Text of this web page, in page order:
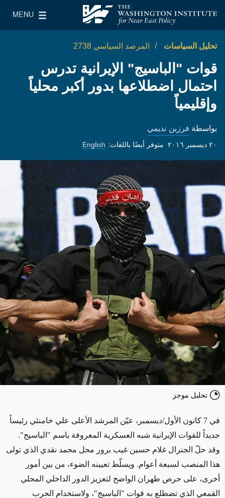
معهد واشنطن لسياسات الشرق الأدنى
MENU
Main Menu
تحليل السياسات المرصد السياسي 2738
قوات "الباسيج" الإيرانية تدرس
احتمال اضطلاعها بدور أكبر محلياً
وإقليمياً
بواسطة فرزين نديمي
٢٠ ديسمبر ٢٠١٦ متوفر أيضًا باللغات: English
تحليل موجز
في 7 كانون الأول/ديسمبر، عيّن المرشد الأعلى علي خامنئي رئيساً
جديداً للقوات الإيرانية شبه العسكرية المعروفة باسم "الباسيج".
وقد حلّ الجنرال غلام حسين غيب برور محل محمد نقدي الذي تولى
هذا المنصب لسبعة أعوام. ويسلّط تعيينه الضوء، من بين أمور
أخرى، على حرص طهران الواضح لتعزيز الدور الداخلي المحلي
القمعي الذي تضطلع به قوات "الباسيج"، ولاستخدام الحرب